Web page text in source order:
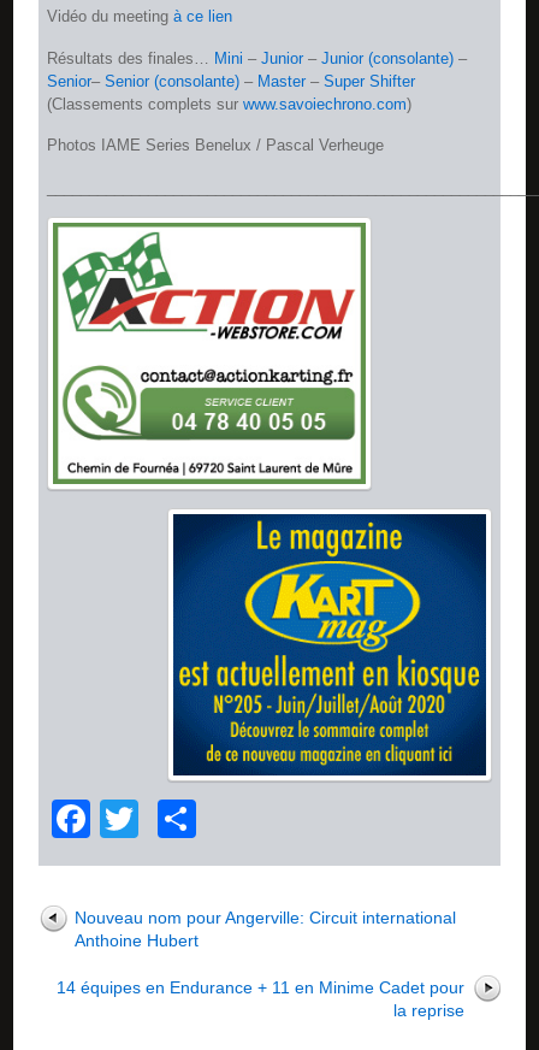
Vidéo du meetingà ce lien
Résultats des finales… Mini –Junior –Junior (consolante) –
Senior–Senior (consolante) – Master –Super Shifter
(Classements complets surwww.savoiechrono.com)
Photos IAME Series Benelux / Pascal Verheuge
Facebook
Twitter
Nouveau nom pour Angerville: Circuit international
Anthoine Hubert
14 équipes en Endurance + 11 en Minime Cadet pour
la reprise